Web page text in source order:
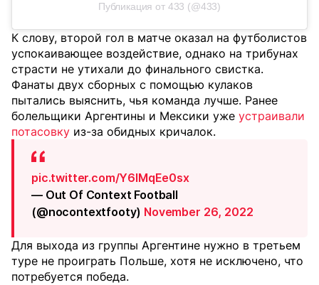
Публикация от 433 (@433)
К слову, второй гол в матче оказал на футболистов
успокаивающее воздействие, однако на трибунах
страсти не утихали до финального свистка.
Фанаты двух сборных с помощью кулаков
пытались выяснить, чья команда лучше. Ранее
болельщики Аргентины и Мексики уже устраивали
потасовку из-за обидных кричалок.
pic.twitter.com/Y6IMqEe0sx
— Out Of Context Football
(@nocontextfooty) November 26, 2022
Для выхода из группы Аргентине нужно в третьем
туре не проиграть Польше, хотя не исключено, что
потребуется победа.